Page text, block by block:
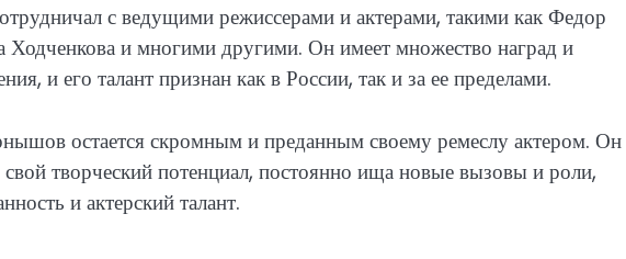
с ведущими режиссерами и актерами, такими как Федор
Ходченкова и многими другими. Он имеет множество наград и
и его талант признан как в России, так и за ее пределами.
остается скромным и преданным своему ремеслу актером. Он
творческий потенциал, постоянно ища новые вызовы и роли,
и актерский талант.